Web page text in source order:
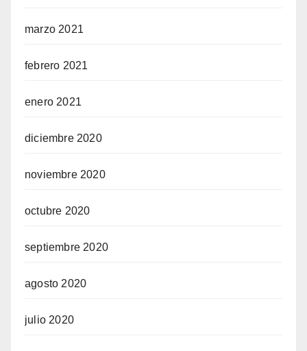
marzo 2021
febrero 2021
enero 2021
diciembre 2020
noviembre 2020
octubre 2020
septiembre 2020
agosto 2020
julio 2020